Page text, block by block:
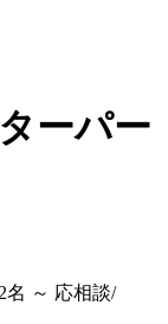
ーパー
名 ～ 応相談/